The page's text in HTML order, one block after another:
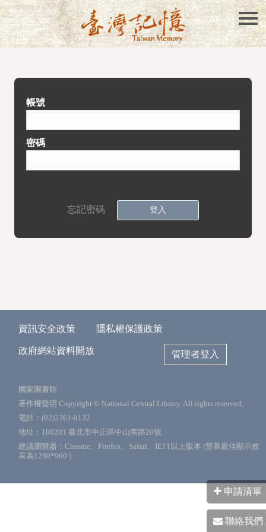
帳號
密碼
忘記密碼 登入
資訊安全政策 隱私權保護政策
政府網站資料開放 管理者登入
國家圖書館
著作權聲明 Copyright © National Central Library. All rights reserved.
電話：(02)2361-9132
地址：100201 臺北市中正區中山南路20號
建議瀏覽器：Chrome、Firefox、Safari、IE11以上版本 (螢幕最佳顯示效
果為1280*960 )
申請清單
聯絡我們